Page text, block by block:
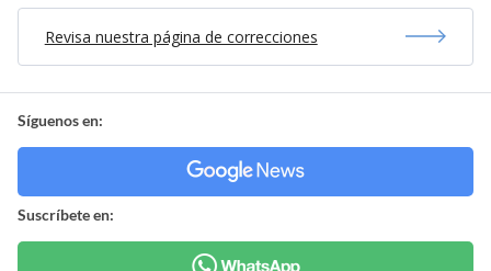
Revisa nuestra página de correcciones
Síguenos en:
Suscríbete en: